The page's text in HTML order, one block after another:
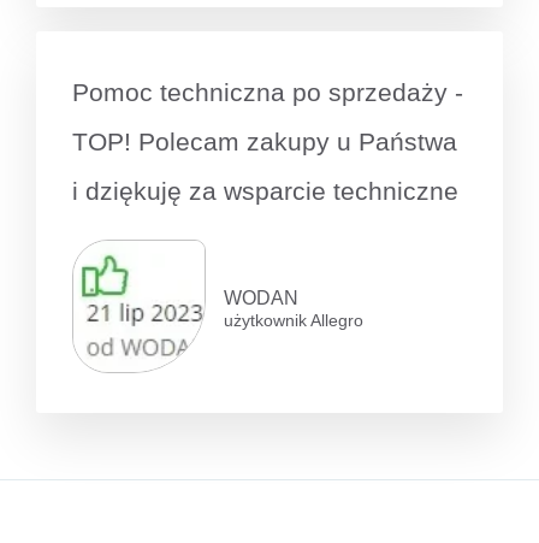
Pomoc techniczna po sprzedaży -
TOP! Polecam zakupy u Państwa
i dziękuję za wsparcie techniczne
WODAN
użytkownik Allegro